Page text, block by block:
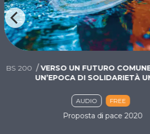
BS 200 /VERSO UN FUTURO
UN’EPOCA DI SOLIDARIETÀ
AUDIO FREE
Proposta di pace 2020